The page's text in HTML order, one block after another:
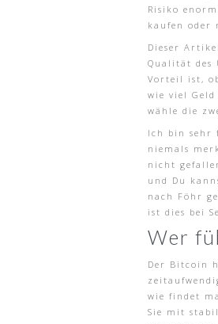
Risiko
kaufen oder
Dieser
Qualität des
Vorteil ist,
wie viel
wähle die
Ich bin sehr
niemals
nicht
und Du
nach Föhr
ist dies bei
Wer
Der Bitcoin
wie findet
Sie mit